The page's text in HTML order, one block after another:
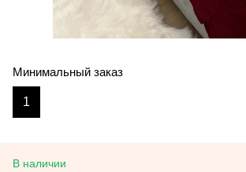
Минимальный заказ
1
В наличии